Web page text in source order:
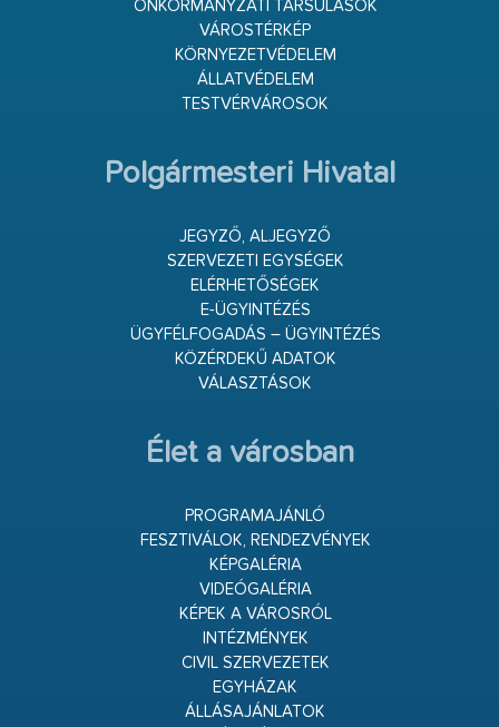
ÖNKORMÁNYZATI TÁRSULÁSOK
VÁROSTÉRKÉP
KÖRNYEZETVÉDELEM
ÁLLATVÉDELEM
TESTVÉRVÁROSOK
Polgármesteri Hivatal
JEGYZŐ, ALJEGYZŐ
SZERVEZETI EGYSÉGEK
ELÉRHETŐSÉGEK
E-ÜGYINTÉZÉS
ÜGYFÉLFOGADÁS – ÜGYINTÉZÉS
KÖZÉRDEKŰ ADATOK
VÁLASZTÁSOK
Élet a városban
PROGRAMAJÁNLÓ
FESZTIVÁLOK, RENDEZVÉNYEK
KÉPGALÉRIA
VIDEÓGALÉRIA
KÉPEK A VÁROSRÓL
INTÉZMÉNYEK
CIVIL SZERVEZETEK
EGYHÁZAK
ÁLLÁSAJÁNLATOK